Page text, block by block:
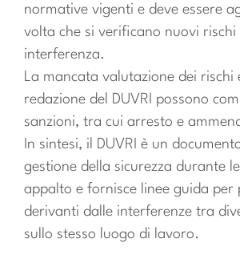
normative vigenti e deve essere
volta che si verificano nuovi rischi
interferenza.
La mancata valutazione dei rischi
redazione del DUVRI possono
sanzioni, tra cui arresto e
In sintesi, il DUVRI è un
gestione della sicurezza durante
appalto e fornisce linee guida per
derivanti dalle interferenze tra
sullo stesso luogo di lavoro.